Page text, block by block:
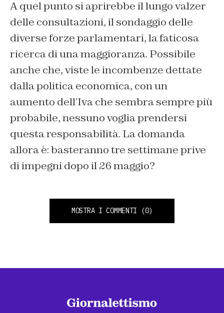
A quel punto si aprirebbe il lungo valzer
delle consultazioni, il sondaggio delle
diverse forze parlamentari, la faticosa
ricerca di una maggioranza. Possibile
anche che, viste le incombenze dettate
dalla politica economica, con un
aumento dell’Iva che sembra sempre più
probabile, nessuno voglia prendersi
questa responsabilità. La domanda
allora è: basteranno tre settimane prive
di impegni dopo il 26 maggio?
MOSTRA I COMMENTI (0)